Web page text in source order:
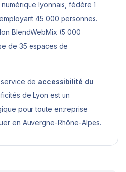
lyonnais, fédère 1
45 000 personnes.
BlendWebMix (5 000
de 35 espaces de
de accessibilité du
de Lyon est un
pour toute entreprise
en Auvergne-Rhône-Alpes.